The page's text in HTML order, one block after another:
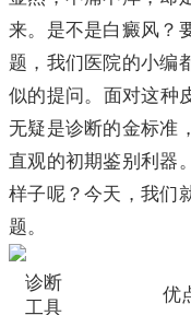
来。是不是白癜风？
题，我们医院的小编
似的提问。面对这种
无疑是诊断的金标准
直观的初期鉴别利器
样子呢？今天，我们
题。
诊断
工具
优